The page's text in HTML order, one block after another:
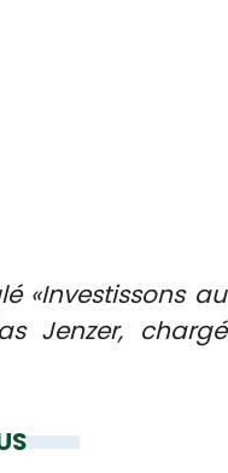
«Investissons au
Jenzer, chargé